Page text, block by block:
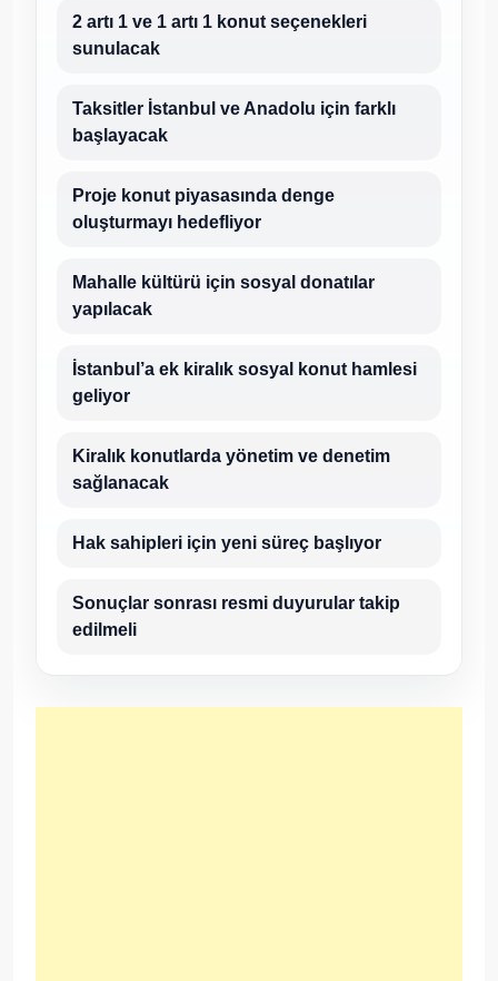
2 artı 1 ve 1 artı 1 konut seçenekleri
sunulacak
Taksitler İstanbul ve Anadolu için farklı
başlayacak
Proje konut piyasasında denge
oluşturmayı hedefliyor
Mahalle kültürü için sosyal donatılar
yapılacak
İstanbul’a ek kiralık sosyal konut hamlesi
geliyor
Kiralık konutlarda yönetim ve denetim
sağlanacak
Hak sahipleri için yeni süreç başlıyor
Sonuçlar sonrası resmi duyurular takip
edilmeli